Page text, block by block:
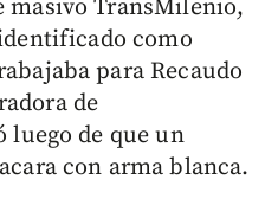
masivo TransMilenio,
como
para Recaudo
de
de que un
con arma blanca.